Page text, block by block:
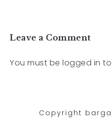
Leave a Comment
You must be logged in
Copyright